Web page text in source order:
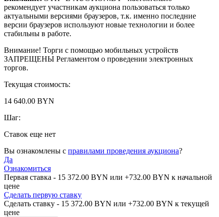
рекомендует участникам аукциона пользоваться только
актуальными версиями браузеров, т.к. именно последние
версии браузеров используют новые технологии и более
стабильны в работе.
Внимание! Торги с помощью мобильных устройств
ЗАПРЕЩЕНЫ Регламентом о проведении электронных
торгов.
Текущая стоимость:
14 640.00 BYN
Шаг:
Ставок еще нет
Вы ознакомлены с правилами проведения аукциона?
Да
Ознакомиться
Первая ставка - 15 372.00 BYN или +732.00 BYN к начальной
цене
Сделать первую ставку
Сделать ставку - 15 372.00 BYN или +732.00 BYN к текущей
цене